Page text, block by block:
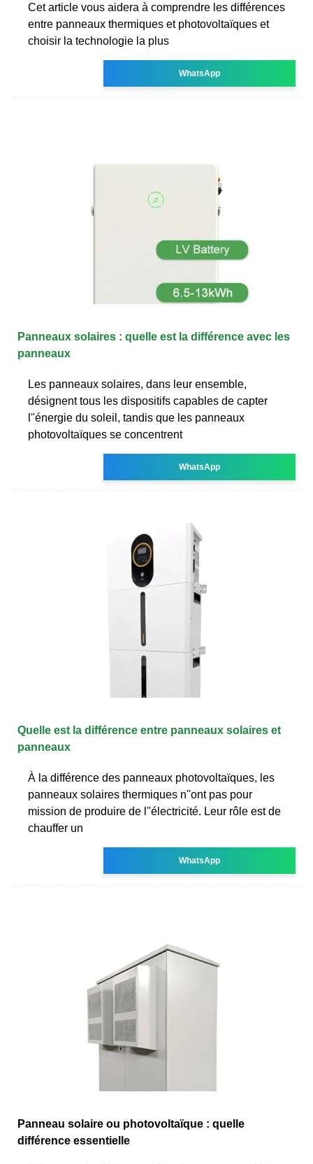
Cet article vous aidera à comprendre les différences
entre panneaux thermiques et photovoltaïques et
choisir la technologie la plus
WhatsApp
Panneaux solaires : quelle est la différence avec les
panneaux
Les panneaux solaires, dans leur ensemble,
désignent tous les dispositifs capables de capter
l''énergie du soleil, tandis que les panneaux
photovoltaïques se concentrent
WhatsApp
Quelle est la différence entre panneaux solaires et
panneaux
À la différence des panneaux photovoltaïques, les
panneaux solaires thermiques n''ont pas pour
mission de produire de l''électricité. Leur rôle est de
chauffer un
WhatsApp
Panneau solaire ou photovoltaïque : quelle
différence essentielle